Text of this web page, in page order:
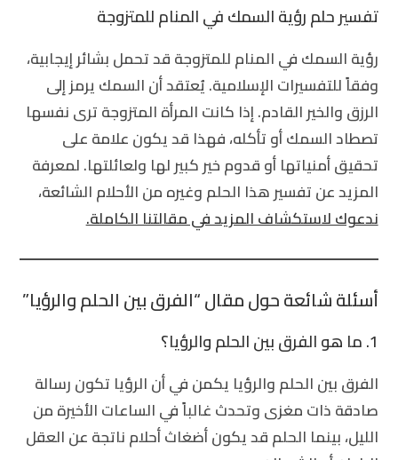
تفسير حلم رؤية السمك في المنام للمتزوجة
رؤية السمك في المنام للمتزوجة قد تحمل بشائر إيجابية،
وفقاً للتفسيرات الإسلامية. يُعتقد أن السمك يرمز إلى
الرزق والخير القادم. إذا كانت المرأة المتزوجة ترى نفسها
تصطاد السمك أو تأكله، فهذا قد يكون علامة على
تحقيق أمنياتها أو قدوم خير كبير لها ولعائلتها. لمعرفة
المزيد عن تفسير هذا الحلم وغيره من الأحلام الشائعة،
ندعوك لاستكشاف المزيد في مقالتنا الكاملة.
أسئلة شائعة حول مقال “الفرق بين الحلم والرؤيا”
1. ما هو الفرق بين الحلم والرؤيا؟
الفرق بين الحلم والرؤيا يكمن في أن الرؤيا تكون رسالة
صادقة ذات مغزى وتحدث غالباً في الساعات الأخيرة من
الليل، بينما الحلم قد يكون أضغاث أحلام ناتجة عن العقل